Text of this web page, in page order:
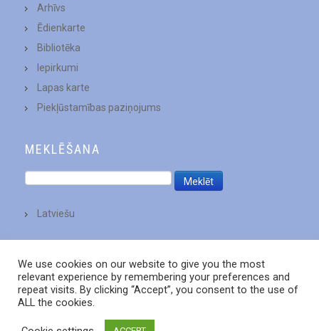
Arhīvs
Ēdienkarte
Bibliotēka
Iepirkumi
Lapas karte
Piekļūstamības paziņojums
MEKLĒŠANA
Latviešu
We use cookies on our website to give you the most
relevant experience by remembering your preferences and
repeat visits. By clicking “Accept”, you consent to the use of
ALL the cookies.